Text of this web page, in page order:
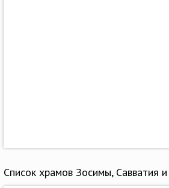
Список храмов Зосимы, Савватия